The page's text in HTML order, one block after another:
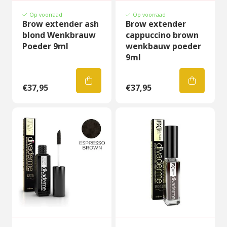
Op voorraad
Brow extender ash
blond Wenkbrauw
Poeder 9ml
€37,95
Op voorraad
Brow extender
cappuccino brown
wenkbauw poeder
9ml
€37,95